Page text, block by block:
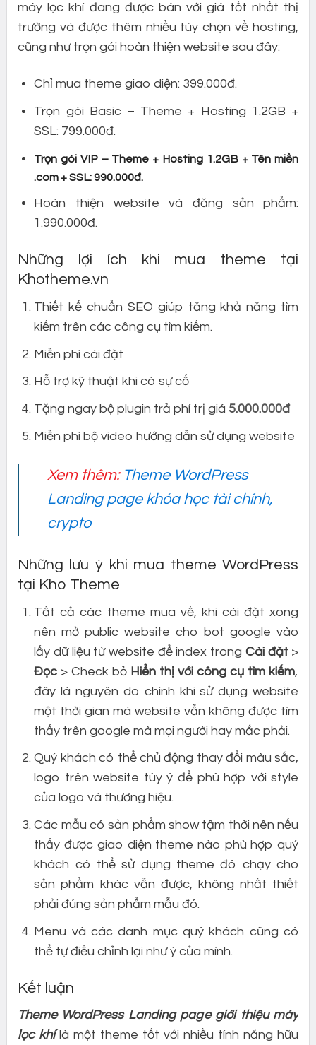
máy lọc khí đang được bán với giá tốt nhất thị
trường và được thêm nhiều tùy chọn về hosting,
cũng như trọn gói hoàn thiện website sau đây:
Chỉ mua theme giao diện: 399.000đ.
Trọn gói Basic – Theme + Hosting 1.2GB +
SSL: 799.000đ.
Trọn gói VIP – Theme + Hosting 1.2GB + Tên miền
.com + SSL: 990.000đ.
Hoàn thiện website và đăng sản phẩm:
1.990.000đ.
Những lợi ích khi mua theme tại
Khotheme.vn
Thiết kế chuẩn SEO giúp tăng khả năng tìm
kiếm trên các công cụ tìm kiếm.
Miễn phí cài đặt
Hỗ trợ kỹ thuật khi có sự cố
Tặng ngay bộ plugin trả phí trị giá 5.000.000đ
Miễn phí bộ video hướng dẫn sử dụng website
Xem thêm: Theme WordPress
Landing page khóa học tài chính,
crypto
Những lưu ý khi mua theme WordPress
tại Kho Theme
Tất cả các theme mua về, khi cài đặt xong
nên mở public website cho bot google vào
lấy dữ liệu từ website để index trong Cài đặt>
Đọc> Check bỏ Hiển thị với công cụ tìm kiếm,
đây là nguyên do chính khi sử dụng website
một thời gian mà website vẫn không được tìm
thấy trên google mà mọi người hay mắc phải.
Quý khách có thể chủ động thay đổi màu sắc,
logo trên website tùy ý để phù hợp với style
của logo và thương hiệu.
Các mẫu có sản phẩm show tậm thời nên nếu
thấy được giao diện theme nào phù hợp quý
khách có thể sử dụng theme đó chạy cho
sản phẩm khác vẫn được, không nhất thiết
phải đúng sản phẩm mẫu đó.
Menu và các danh mục quý khách cũng có
thể tự điều chỉnh lại như ý của mình.
Kết luận
Theme WordPress Landing page giới thiệu máy
lọc khí là một theme tốt với nhiều tính năng hữu